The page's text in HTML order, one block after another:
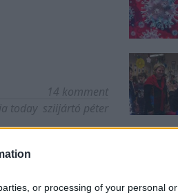
or processing of your personal or
14 komment
today sziijártó péter